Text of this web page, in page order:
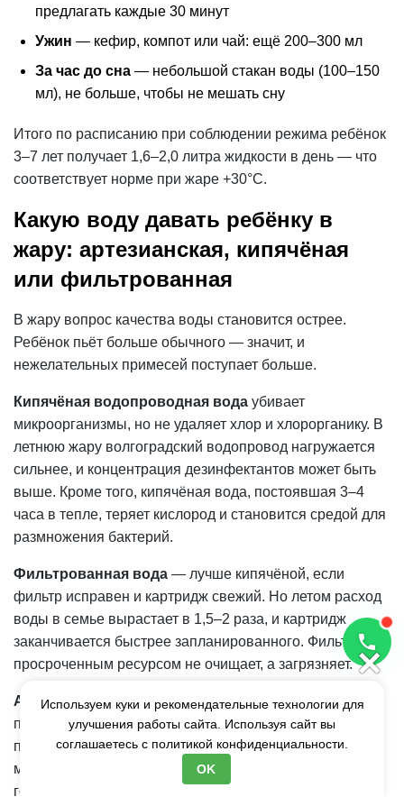
предлагать каждые 30 минут
Ужин — кефир, компот или чай: ещё 200–300 мл
За час до сна — небольшой стакан воды (100–150
мл), не больше, чтобы не мешать сну
Итого по расписанию при соблюдении режима ребёнок
3–7 лет получает 1,6–2,0 литра жидкости в день — что
соответствует норме при жаре +30°С.
Какую воду давать ребёнку в
жару: артезианская, кипячёная
или фильтрованная
В жару вопрос качества воды становится острее.
Ребёнок пьёт больше обычного — значит, и
нежелательных примесей поступает больше.
Кипячёная водопроводная вода убивает
микроорганизмы, но не удаляет хлор и хлорорганику. В
летнюю жару волгоградский водопровод нагружается
сильнее, и концентрация дезинфектантов может быть
выше. Кроме того, кипячёная вода, постоявшая 3–4
часа в тепле, теряет кислород и становится средой для
размножения бактерий.
Фильтрованная вода — лучше кипячёной, если
фильтр исправен и картридж свежий. Но летом расход
воды в семье вырастает в 1,5–2 раза, и картридж
заканчивается быстрее запланированного. Фильтр с
просроченным ресурсом не очищает, а загрязняет.
Артезианская вода добывается из водоносных
пластов на глубине 50–200 метров, изолированных от
поверхностных загрязнений. Состав стабилен и не
меняется в зависимости от сезона и нагрузки на
городскую сеть. Нет хлора, нет тяжёлых металлов, нет
×
Используем куки и рекомендательные технологии для
улучшения работы сайта. Используя сайт вы
соглашаетесь с политикой конфиденциальности.
OK